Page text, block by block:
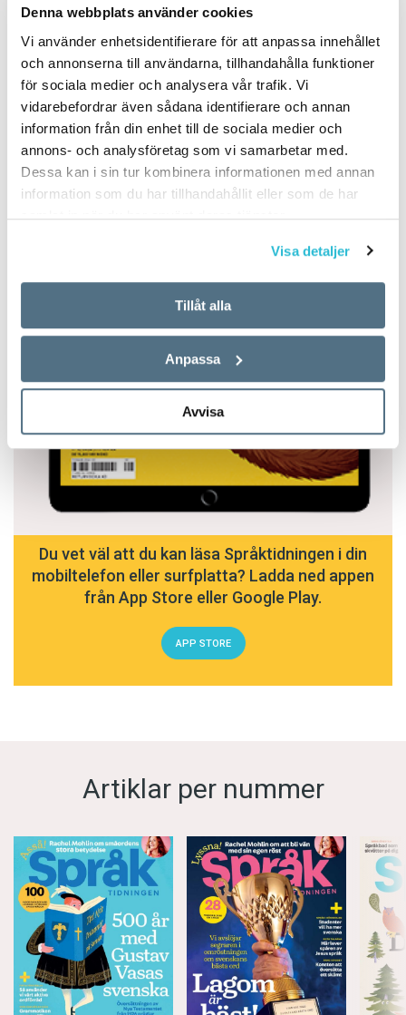
Denna webbplats använder cookies
Vi använder enhetsidentifierare för att anpassa innehållet
och annonserna till användarna, tillhandahålla funktioner
för sociala medier och analysera vår trafik. Vi
vidarebefordrar även sådana identifierare och annan
information från din enhet till de sociala medier och
annons- och analysföretag som vi samarbetar med.
Dessa kan i sin tur kombinera informationen med annan
information som du har tillhandahållit eller som de har
samlat in när du har använt deras tjänster.
Visa detaljer
Tillåt alla
Anpassa
Avvisa
Du vet väl att du kan läsa Språktidningen i din
mobiltelefon eller surfplatta? Ladda ned appen
från App Store eller Google Play.
APP STORE
Artiklar per nummer